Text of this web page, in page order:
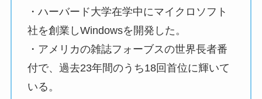
・ハーバード大学在学中にマイクロソフト
社を創業しWindowsを開発した。
・アメリカの雑誌フォーブスの世界長者番
付で、過去23年間のうち18回首位に輝いて
いる。